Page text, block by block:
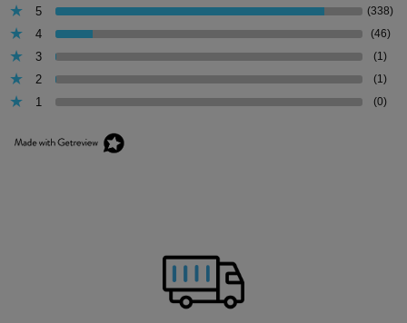
5 (338)
4 (46)
3 (1)
2 (1)
1 (0)